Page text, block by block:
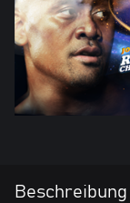
Beschreibung